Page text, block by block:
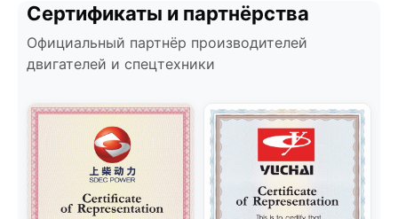
Сертификаты и партнёрства
Официальный партнёр производителей
двигателей и спецтехники